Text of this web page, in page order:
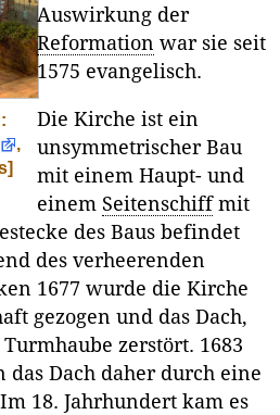
,
Auswirkung der
Reformation war sie seit
1575 evangelisch.
Die Kirche ist ein
unsymmetrischer Bau
mit einem Haupt- und
einem Seitenschiffmit
des Baus befindet
des verheerenden
1677 wurde die Kirche
gezogen und das Dach,
zerstört. 1683
das Dach daher durch eine
18. Jahrhundert kam es